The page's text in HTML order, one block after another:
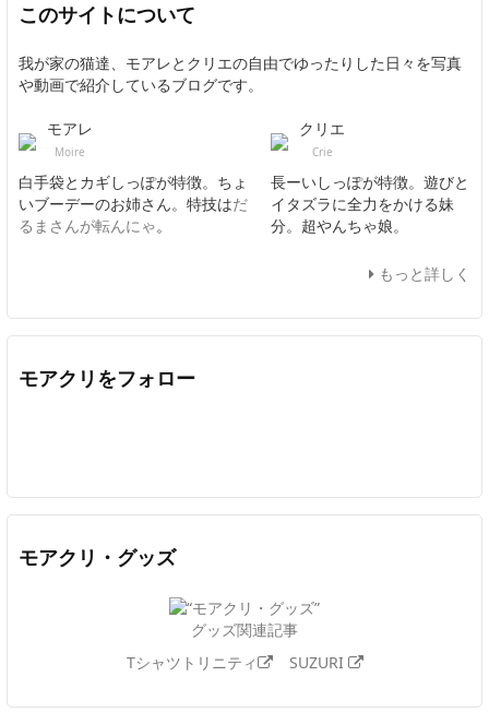
このサイトについて
我が家の猫達、モアレとクリエの自由でゆったりした日々を写真
や動画で紹介しているブログです。
モアレ
Moire
白手袋とカギしっぽが特徴。ちょ
いブーデーのお姉さん。特技はだ
るまさんが転んにゃ。
クリエ
Crie
長ーいしっぽが特徴。遊びと
イタズラに全力をかける妹
分。超やんちゃ娘。
もっと詳しく
モアクリをフォロー
モアクリ・グッズ
グッズ関連記事
Tシャツトリニティ
SUZURI